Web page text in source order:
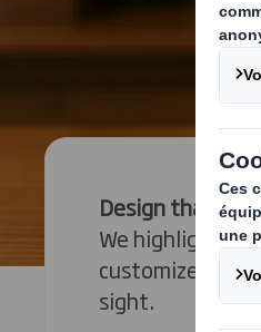
Design that
We highlight
customized
sight.